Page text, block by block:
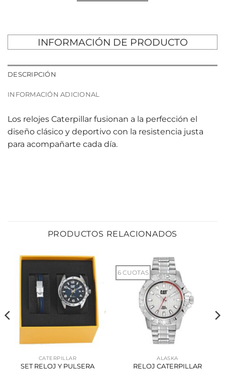
INFORMACIÓN DE PRODUCTO
DESCRIPCIÓN
INFORMACIÓN ADICIONAL
Los relojes Caterpillar fusionan a la perfección el
diseño clásico y deportivo con la resistencia justa
para acompañarte cada día.
PRODUCTOS RELACIONADOS
CATERPILLAR
SET RELOJ Y PULSERA
6 CUOTAS
ALASKA
RELOJ CATERPILLAR